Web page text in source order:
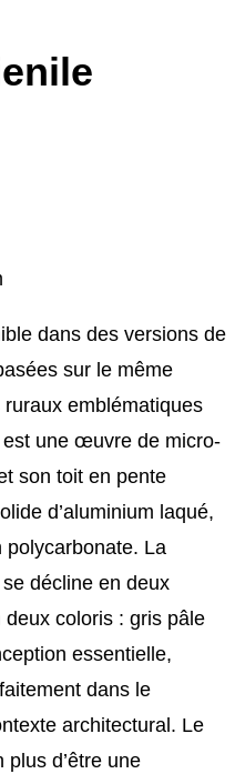
dans des versions de
sur le même
emblématiques
une œuvre de micro-
son toit en pente
d’aluminium laqué,
polycarbonate. La
décline en deux
coloris : gris pâle
essentielle,
dans le
architectural. Le
d’être une